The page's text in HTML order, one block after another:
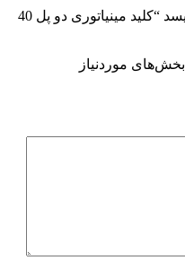
اولین کسی باشید که دیدگاهی می نویسد “کلید مينياتوری دو پل 40
بخش‌های موردنیاز